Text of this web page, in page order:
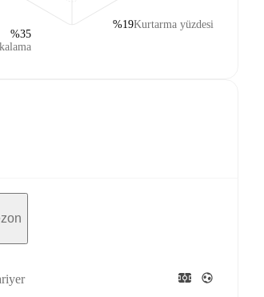
%35
Kurtarma yüzdesi
%19